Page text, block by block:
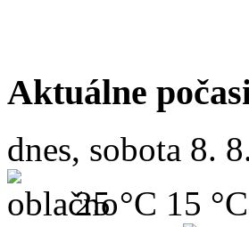
Aktuálne
dnes, sobota 8.
25 °C 15 °C